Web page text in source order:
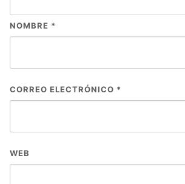
NOMBRE *
CORREO ELECTRÓNICO *
WEB